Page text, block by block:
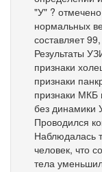
"У" ?
нормальных
составляет
Результаты
признаки
признаки
признаки МКБ
без динамики
Проводился
Наблюдалась
человек, что
тела